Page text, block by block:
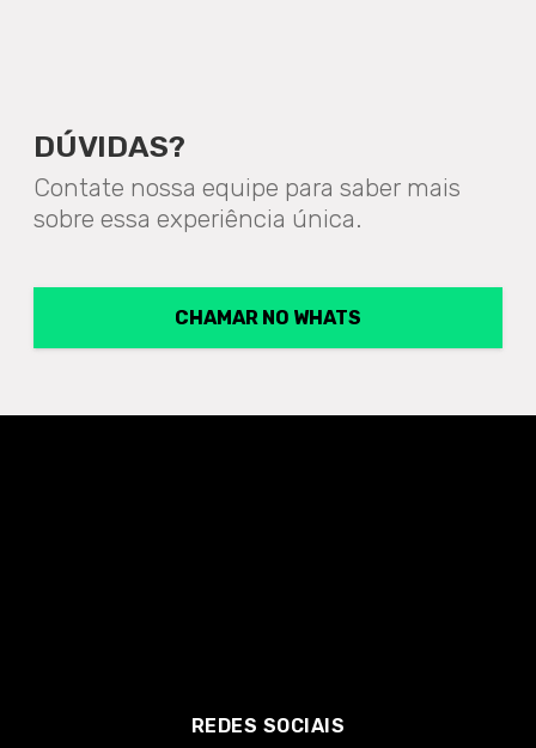
DÚVIDAS?
Contate nossa equipe para saber mais
sobre essa experiência única.
CHAMAR NO WHATS
REDES SOCIAIS